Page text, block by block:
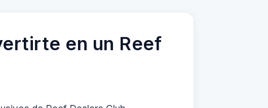
en un Reef